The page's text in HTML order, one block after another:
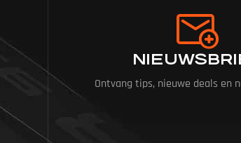
Ontvang tips, nieuwe deals en